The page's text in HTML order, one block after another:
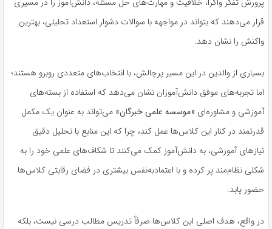
قرار می‌دهند که بتواند در مواجهه با سوالات دشوار استعداد تحلیلی، بهترین
واکنش را نشان دهد.
بسیاری از والدین در این مسیر پرچالش، با انتخاب‌های متعددی روبرو هستند؛
اما تجربه‌های موفق دانش‌آموزان نشان می‌دهد که استفاده از بسته‌های
آموزشی و مشاوره‌ای «موسسه علمی خبرگان» می‌تواند به عنوان یک مکمل
قدرتمند در کنار این کلاس‌ها عمل کند، چرا که این منابع با تحلیل دقیق
نیازهای آموزشی، به دانش‌آموز کمک می‌کنند تا شکاف‌های علمی خود را به
شکلی نظام‌مند پر کرده و با اعتمادبه‌نفس بیشتری در فضای رقابتی کلاس‌ها
حضور یابد.
در واقع، هدف اصلی این کلاس‌ها صرفاً تدریس مطالب درسی نیست، بلکه